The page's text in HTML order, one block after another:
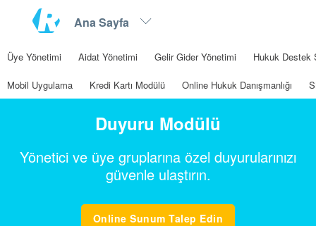
Üye Yönetimi Aidat Yönetimi Gelir Gider Yönetimi Hukuk Destek
Mobil Uygulama Kredi Kartı Modülü Online Hukuk Danışmanlığı
Duyuru Modülü
Yönetici ve üye gruplarına özel duyurularınızı
güvenle ulaştırın.
Online Sunum Talep Edin